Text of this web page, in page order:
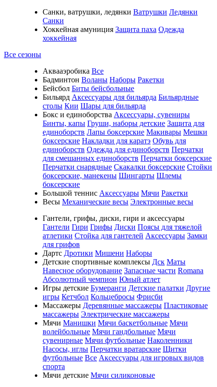
Санки, ватрушки, ледянки Ватрушки Ледянки
Санки
Хоккейная амуниция Защита паха Одежда
хоккейная
Все сезоны
Аквааэробика Все
Бадминтон Воланы Наборы Ракетки
Бейсбол Биты бейсбольные
Бильярд Аксессуары для бильярда Бильярдные
столы Кии Шары для бильярда
Бокс и единоборства Аксессуары, сувениры
Бинты, капы Груши, наборы детские Защита для
единоборств Лапы боксерские Макивары Мешки
боксерские Накладки для каратэ Обувь для
единоборств Одежда для единоборств Перчатки
для смешанных единоборств Перчатки боксерские
Перчатки снарядные Скакалки боксерские Стойки
боксерские, манекены Шингарты Шлемы
боксерские
Большой теннис Аксессуары Мячи Ракетки
Весы Механические весы Электронные весы
Гантели, грифы, диски, гири и аксессуары
Гантели Гири Грифы Диски Поясы для тяжелой
атлетики Стойка для гантелей Аксессуары Замки
для грифов
Дартс Дротики Мишени Наборы
Детские спортивные комплексы Дск Маты
Навесное оборудование Запасные части Romana
Абсолютный чемпион Юный атлет
Игры детские Бумеранги Детские палатки Другие
игры Кетчбол Кольцебросы Фрисби
Массажеры Деревянные массажеры Пластиковые
массажеры Электрические массажеры
Мячи Манишки Мячи баскетбольные Мячи
волейбольные Мячи гандбольные Мячи
сувенирные Мячи футбольные Наколенники
Насосы, иглы Перчатки вратарские Щитки
футбольные Все Аксессуары для игровых видов
спорта
Мячи детские Мячи силиконовые